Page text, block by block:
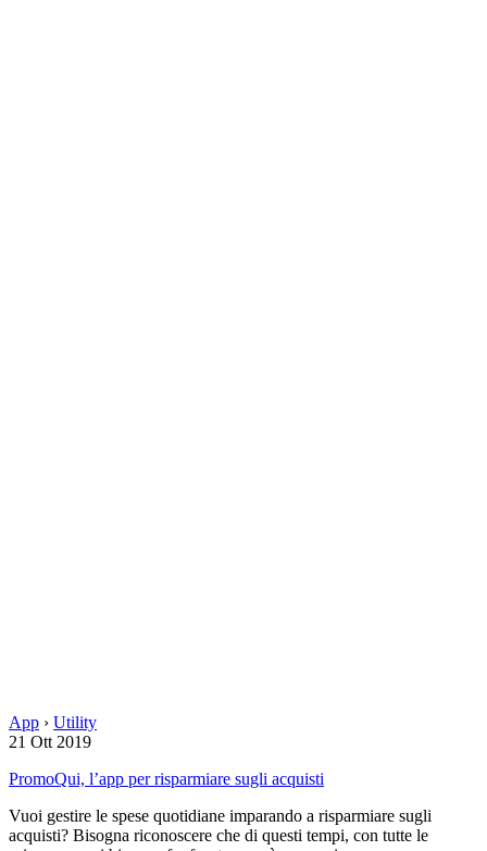
App › Utility
21 Ott 2019
PromoQui, l’app per risparmiare sugli acquisti
Vuoi gestire le spese quotidiane imparando a risparmiare sugli
acquisti? Bisogna riconoscere che di questi tempi, con tutte le